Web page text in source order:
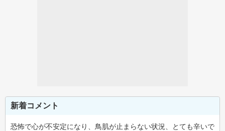
新着コメント
恐怖で心が不安定になり、鳥肌が止まらない状況、とても辛いで